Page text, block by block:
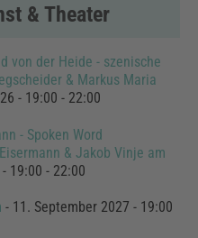
& Theater
von der Heide - szenische
& Markus Maria
- 19:00 - 22:00
- Spoken Word
& Jakob Vinje am
19:00 - 22:00
- 11. September 2027 - 19:00